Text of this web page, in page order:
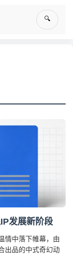
🔍
发展新阶段
情中落下帷幕，由
出品的中式奇幻动